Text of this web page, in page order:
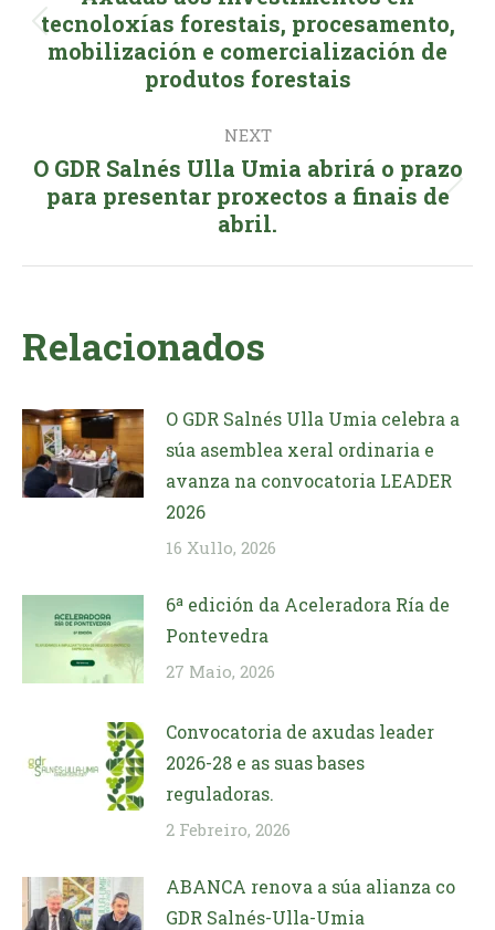
Previous
post:
tecnoloxías forestais, procesamento,
mobilización e comercialización de
produtos forestais
NEXT
Next
post:
O GDR Salnés Ulla Umia abrirá o prazo
para presentar proxectos a finais de
abril.
Relacionados
O GDR Salnés Ulla Umia celebra a
súa asemblea xeral ordinaria e
avanza na convocatoria LEADER
2026
16 Xullo, 2026
6ª edición da Aceleradora Ría de
Pontevedra
27 Maio, 2026
Convocatoria de axudas leader
2026-28 e as suas bases
reguladoras.
2 Febreiro, 2026
ABANCA renova a súa alianza co
GDR Salnés-Ulla-Umia